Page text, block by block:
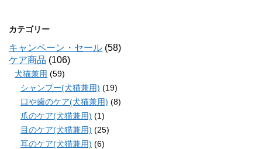
カテゴリー
キャンペーン・セール (58)
ケア商品 (106)
犬猫兼用 (59)
シャンプー(犬猫兼用) (19)
口や歯のケア(犬猫兼用) (8)
爪のケア(犬猫兼用) (1)
目のケア(犬猫兼用) (25)
耳のケア(犬猫兼用) (6)